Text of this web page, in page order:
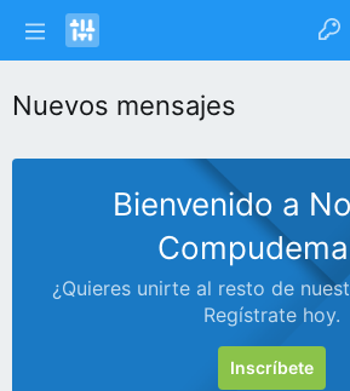
Nuevos mensajes
Bienvenido a
¿Quieres unirte al resto de
Regístrate hoy.
Inscríbete